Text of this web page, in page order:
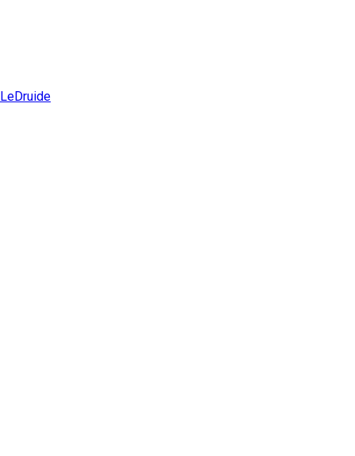
LeDruide